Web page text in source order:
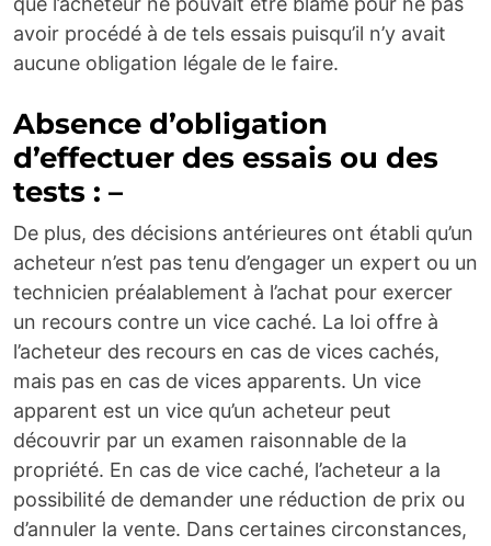
avoir procédé à de tels essais puisqu’il n’y avait
aucune obligation légale de le faire.
Absence d’obligation
d’effectuer des essais ou des
tests : –
De plus, des décisions antérieures ont établi qu’un
acheteur n’est pas tenu d’engager un expert ou un
technicien préalablement à l’achat pour exercer
un recours contre un vice caché. La loi offre à
l’acheteur des recours en cas de vices cachés,
mais pas en cas de vices apparents. Un vice
apparent est un vice qu’un acheteur peut
découvrir par un examen raisonnable de la
propriété. En cas de vice caché, l’acheteur a la
possibilité de demander une réduction de prix ou
d’annuler la vente. Dans certaines circonstances,